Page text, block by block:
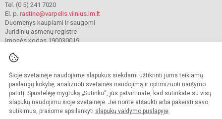
Šioje svetainėje naudojame slapukus siekdami užtikrinti jums teikiamų
paslaugų kokybę, analizuoti svetainės naudojimą ir optimizuoti naršymo
patirtį. Spustelėję mygtuką „Sutinku“, jūs patvirtinate, kad sutinkate su visų
slapukų naudojimu šioje svetainėje. Jei norite atšaukti arba pakeisti savo
sutikimus, prašome apsilankyti slapukų valdymo puslapyje.
Tel. (0 5) 241 7020
El. p. rastine@varpelis.vilnius.lm.lt
Duomenys kaupiami ir saugomi
Juridinių asmenų registre
Įmonės kodas 190030019
© 2023. Vilniaus lopšelis-darželis „Varpelis“. Visos teisės saugomos.
Kopijuoti turinį be raštiško įstaigos administracijos sutikimo griežtai draudžiama.
Prieinamumo paraiška Slapukų valdymas
Sumanus būdas atnaujinti